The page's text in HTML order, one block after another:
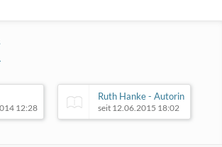
12:28
Ruth Hanke - Autorin
seit 12.06.2015 18:02